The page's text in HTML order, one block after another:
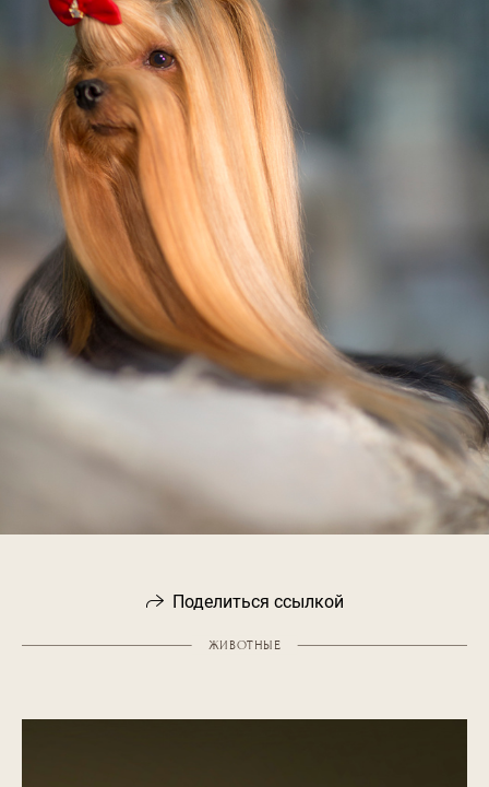
Поделиться ссылкой
ЖИВОТНЫЕ